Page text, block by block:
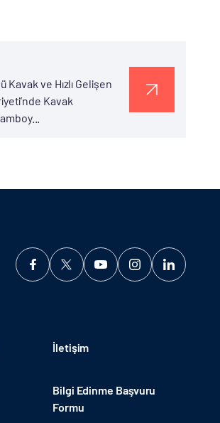
ve Hızlı Gelişen
Kavak
İletişim
Bilgi Edinme Başvuru
Formu